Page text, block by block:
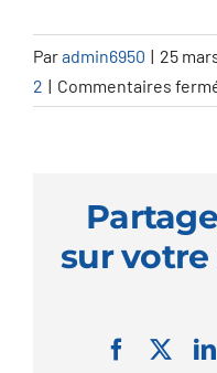
Paradmin6950 | 25
2 | Commentaires
sur votre
Facebook